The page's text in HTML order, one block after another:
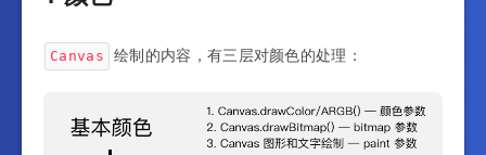
Canvas 绘制的内容，有三层对颜色的处理：